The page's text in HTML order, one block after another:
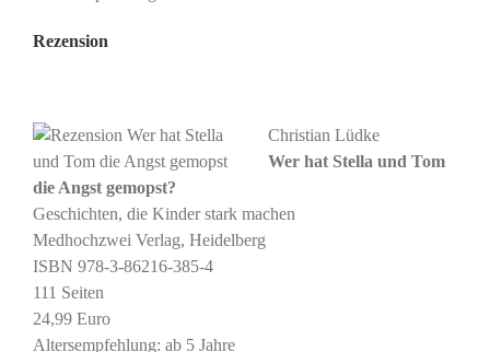
Rezension
Christian Lüdke
Wer hat Stella und Tom
die Angst gemopst?
Geschichten, die Kinder stark machen
Medhochzwei Verlag, Heidelberg
ISBN 978-3-86216-385-4
111 Seiten
24,99 Euro
Altersempfehlung: ab 5 Jahre